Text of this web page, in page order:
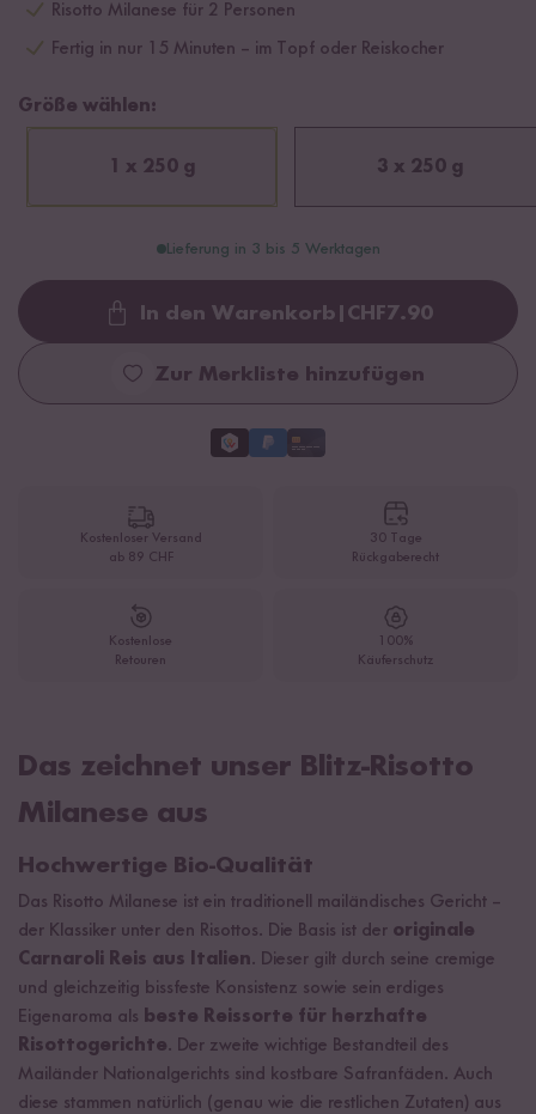
Risotto Milanese für 2 Personen
Fertig in nur 15 Minuten – im Topf oder Reiskocher
Größe wählen:
1 x 250 g 3 x 250 g
Lieferung in 3 bis 5 Werktagen
Loading...
In den Warenkorb CHF7.90
Zur Merkliste hinzufügen
Kostenloser Versand
ab 89 CHF
30 Tage
Rückgaberecht
Kostenlose
Retouren
100%
Käuferschutz
Das zeichnet unser Blitz-Risotto
Milanese aus
Hochwertige Bio-Qualität
Das Risotto Milanese ist ein traditionell mailändisches Gericht –
der Klassiker unter den Risottos. Die Basis ist der originale
Carnaroli Reis aus Italien. Dieser gilt durch seine cremige
und gleichzeitig bissfeste Konsistenz sowie sein erdiges
Eigenaroma als beste Reissorte für herzhafte
Risottogerichte. Der zweite wichtige Bestandteil des
Mailänder Nationalgerichts sind kostbare Safranfäden. Auch
diese stammen natürlich (genau wie die restlichen Zutaten) aus